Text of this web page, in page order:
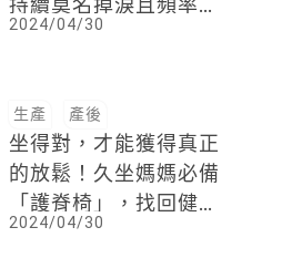
持續莫名掉淚且頻率增
加，就要小心是產後憂
2024/04/30
生產 產後
坐得對，才能獲得真正
的放鬆！久坐媽媽必備
「護脊椅」，找回健康
生活、找回自己
2024/04/30